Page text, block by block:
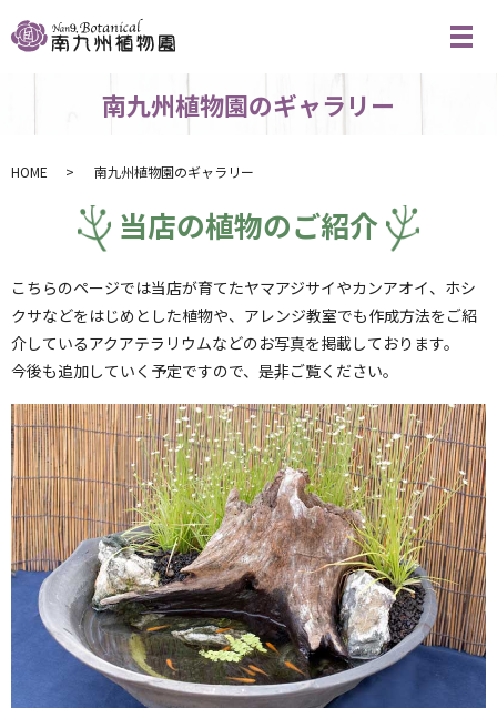
メ
南九州植物園のギャラリー
HOME 南九州植物園のギャラリー
当店の植物のご紹介
こちらのページでは当店が育てたヤマアジサイやカンアオイ、ホシ
クサなどをはじめとした植物や、アレンジ教室でも作成方法をご紹
介しているアクアテラリウムなどのお写真を掲載しております。
今後も追加していく予定ですので、是非ご覧ください。